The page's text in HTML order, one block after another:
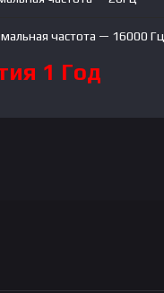
частота — 16000 Гц
1 Год